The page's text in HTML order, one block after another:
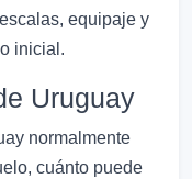
equipaje y
inicial.
Uruguay
normalmente
cuánto puede